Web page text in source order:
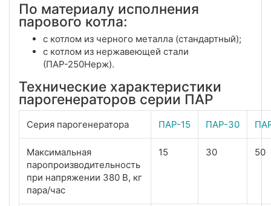
По материалу исполнения
парового котла:
с котлом из черного металла (стандартный);
с котлом из нержавеющей стали
(ПАР-250Нерж).
Технические характеристики
парогенераторов серии ПАР
Серия парогенератора ПАР-15 ПАР-30
Максимальная
паропроизводительность
при напряжении 380 В, кг
пара/час
15 30 50